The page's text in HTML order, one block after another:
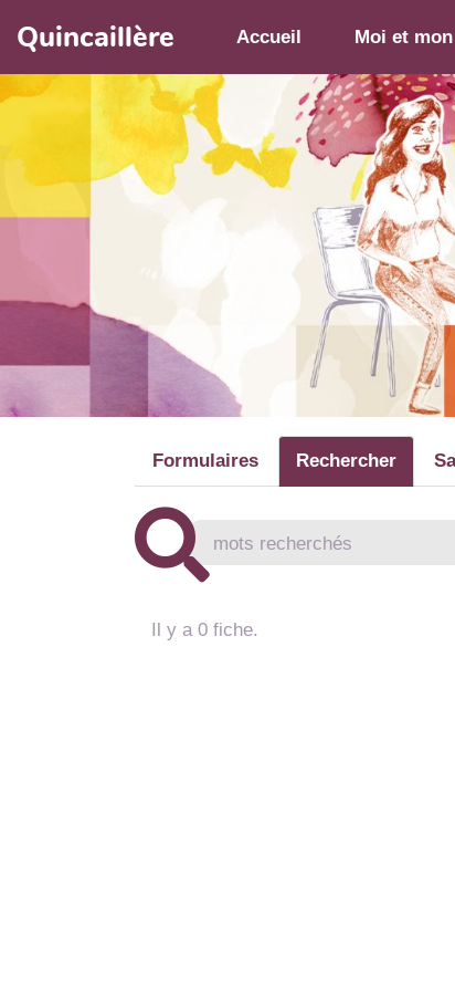
Aller au contenu principal
Quincaillère Accueil Moi et
Formulaires Rechercher
Il y a 0 fiche.